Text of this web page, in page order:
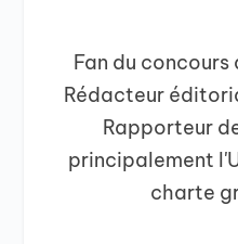
Fan du concours
Rédacteur
Rapporteur
principalement
charte